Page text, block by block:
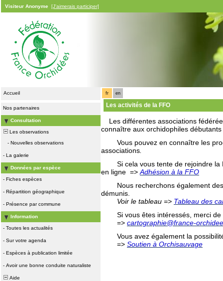
Visiteur Anonyme [J'aimerais participer]
Accueil
Nos partenaires
Consultation
Les observations
- Nouvelles observations
- La galerie
Données par espèce
- Fiches espèces
- Répartition géographique
- Présence par commune
Information
- Toutes les actualités
- Sur votre agenda
- Espèces à publication limitée
- Avoir une bonne conduite naturaliste
Aide
fr en
Les activités de la FFO
Les différentes associations
connaître aux orchidophiles
Vous pouvez en connaître les
associations
Si cela vous tente de rejoindre la
en ligne => Adhésion à la FFO
Nous recherchons également des
démunis.
Voir le tableau => Tableau des
Si vous êtes intéressés, merci de
=> cartographie@france-
Vous avez également la possibilité
=> Soutien à Orchisauvage